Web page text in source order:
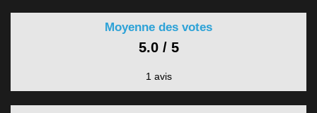
Moyenne des votes
5.0 / 5
1 avis